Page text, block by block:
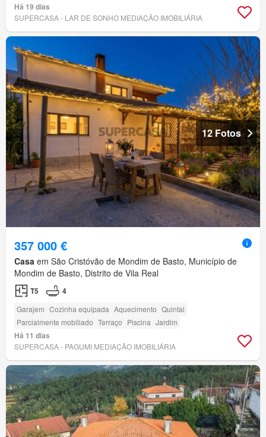
Há 19 dias
SUPERCASA - LAR DE SONHO MEDIAÇÃO IMOBILIÁRIA
12 Fotos
357 000 €
Casa em São Cristóvão de Mondim de Basto, Município de
Mondim de Basto, Distrito de Vila Real
T5 4
Garajem Cozinha equipada Aquecimento Quintal
Parcialmente mobiliado Terraço Piscina Jardim
Há 11 dias
SUPERCASA - PAGUMI MEDIAÇÃO IMOBILIÁRIA